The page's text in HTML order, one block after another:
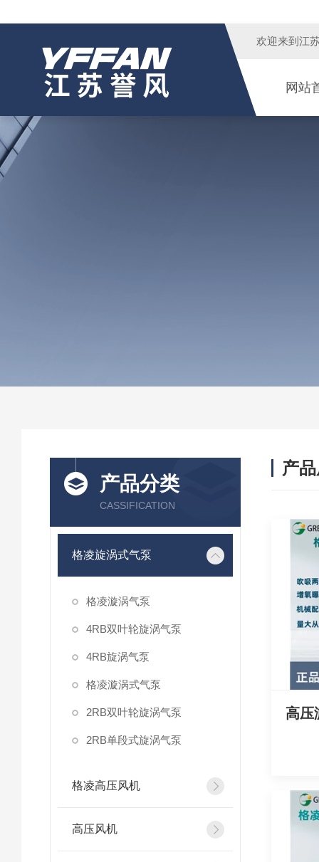
欢迎来到 江
网站
产品分类
CASSIFICATION
格凌旋涡式气泵
格凌漩涡气泵
4RB双叶轮旋涡气泵
4RB旋涡气泵
格凌漩涡式气泵
2RB双叶轮旋涡气泵
2RB单段式旋涡气泵
格凌高压风机
高压风机
产
高压